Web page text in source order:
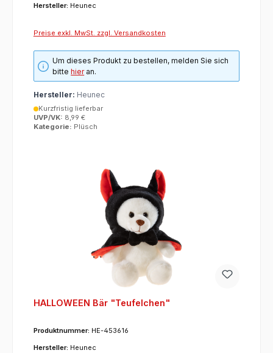
Hersteller: Heunec
Preise exkl. MwSt. zzgl. Versandkosten
Um dieses Produkt zu bestellen, melden Sie sich
bittehieran.
Hersteller: Heunec
Kurzfristig lieferbar
UVP/VK: 8,99 €
Kategorie: Plüsch
HALLOWEEN Bär "Teufelchen"
Produktnummer: HE-453616
Hersteller: Heunec